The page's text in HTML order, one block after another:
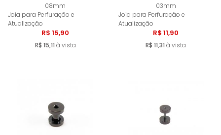
08mm
Joia para Perfuração e
Atualização
R$ 15,90
R$ 15,11 à vista
Comprar
03mm
Joia para Perfuração e
Atualização
R$ 11,90
R$ 11,31 à vista